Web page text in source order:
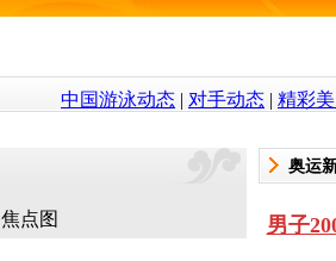
中国游泳动态 | 对手动态 | 精彩
焦点图
奥运
男子